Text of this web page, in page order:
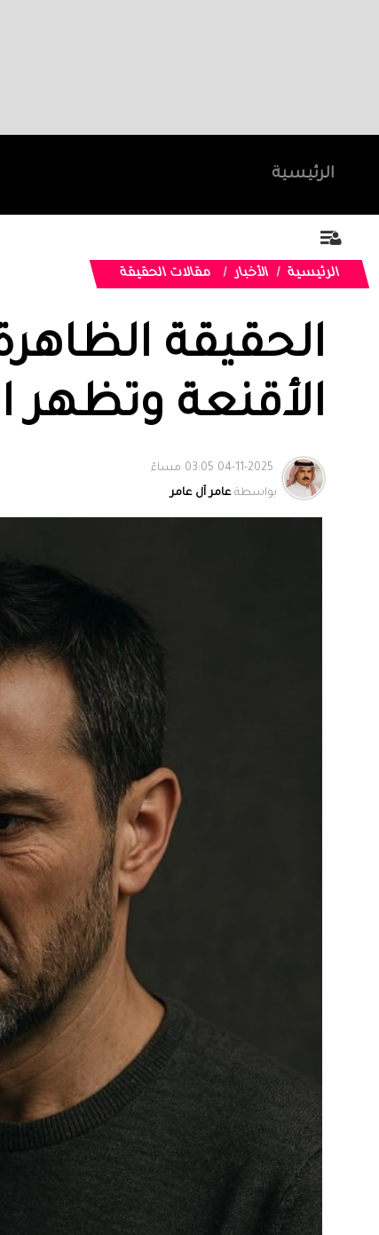
الرئيسية
الرئيسية الأخبار مقالات الحقيقة
الحقيقة
الأقنعة وتظهر
بواسطةعامر آل عامر